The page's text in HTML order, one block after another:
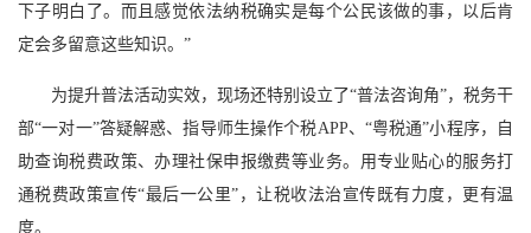
下子明白了。而且感觉依法纳税确实是每个公民该做的事，以后肯
定会多留意这些知识。”
为提升普法活动实效，现场还特别设立了“普法咨询角”，税务干
部“一对一”答疑解惑、指导师生操作个税APP、“粤税通”小程序，自
助查询税费政策、办理社保申报缴费等业务。用专业贴心的服务打
通税费政策宣传“最后一公里”，让税收法治宣传既有力度，更有温
度。